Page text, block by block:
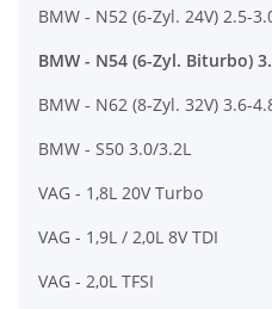
BMW - N52 (6-Zyl. 24V) 2.5-
BMW - N54 (6-Zyl. Biturbo)
BMW - N62 (8-Zyl. 32V) 3.6-
BMW - S50 3.0/3.2L
VAG - 1,8L 20V Turbo
VAG - 1,9L / 2,0L 8V TDI
VAG - 2,0L TFSI